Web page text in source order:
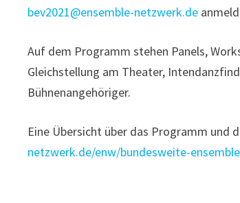
bev2021@ensemble-netzwerk.de
Auf dem Programm stehen Panels,
Gleichstellung am Theater,
Bühnenangehöriger.
Eine Übersicht über das Programm und
netzwerk.de/enw/bundesweite-